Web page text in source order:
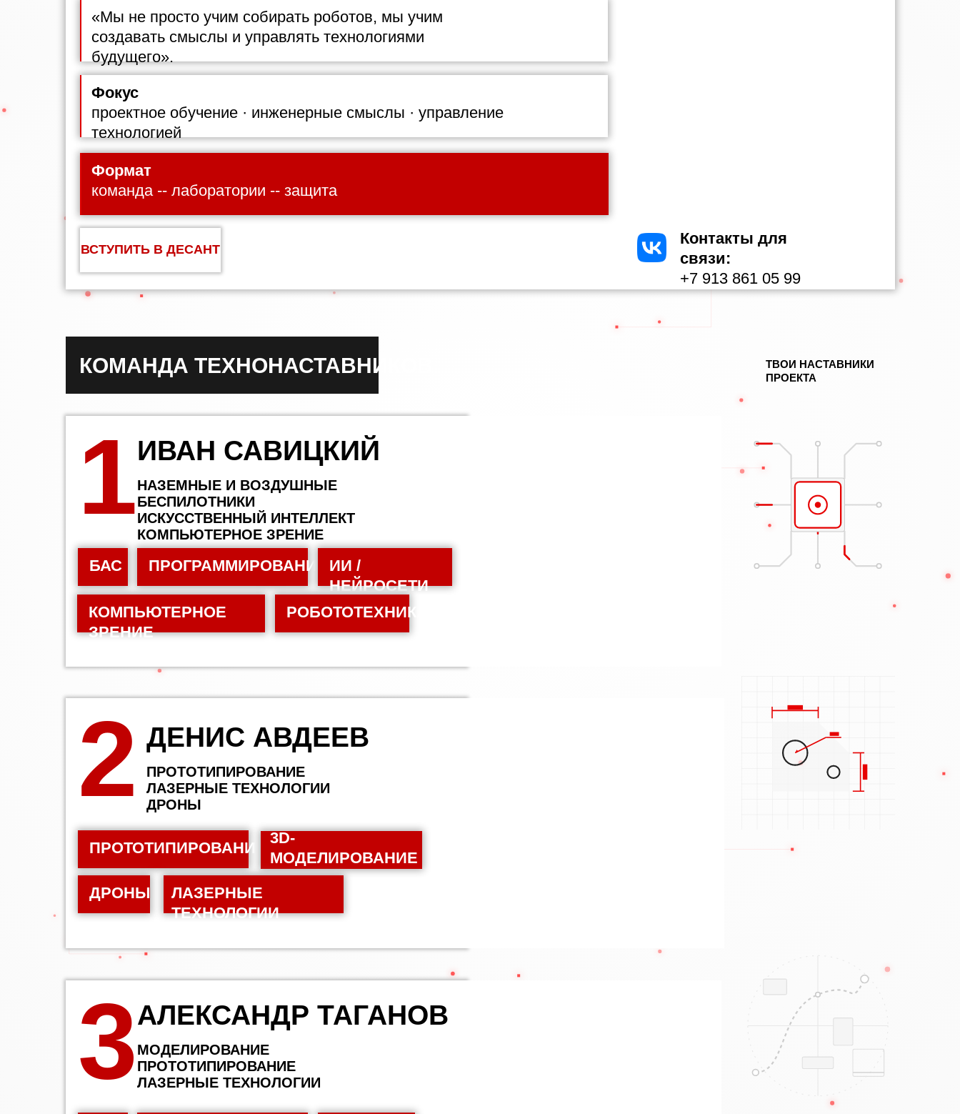
«Мы не просто учим собирать роботов, мы учим
создавать смыслы и управлять технологиями
будущего».
Фокус
проектное обучение · инженерные смыслы · управление
технологией
Формат
команда -- лаборатории -- защита
Контакты для
связи:
+7 913 861 05 99
ВСТУПИТЬ В ДЕСАНТ
2 ДЕНИС АВДЕЕВ
1ИВАН САВИЦКИЙ
НАЗЕМНЫЕ И ВОЗДУШНЫЕ
БЕСПИЛОТНИКИ
ИСКУССТВЕННЫЙ ИНТЕЛЛЕКТ
КОМПЬЮТЕРНОЕ ЗРЕНИЕ
ПРОТОТИПИРОВАНИЕ
ЛАЗЕРНЫЕ ТЕХНОЛОГИИ
ДРОНЫ
КОМАНДА ТЕХНОНАСТАВНИКОВ
БАС ПРОГРАММИРОВАНИЕ
ИИ /
НЕЙРОСЕТИ
КОМПЬЮТЕРНОЕ
ЗРЕНИЕ
РОБОТОТЕХНИКА
ПРОТОТИПИРОВАНИЕ
3D-
МОДЕЛИРОВАНИЕ
ДРОНЫ
ЛАЗЕРНЫЕ
ТЕХНОЛОГИИ
3АЛЕКСАНДР ТАГАНОВ
МОДЕЛИРОВАНИЕ
ПРОТОТИПИРОВАНИЕ
ЛАЗЕРНЫЕ ТЕХНОЛОГИИ
ТВОИ НАСТАВНИКИ
ПРОЕКТА